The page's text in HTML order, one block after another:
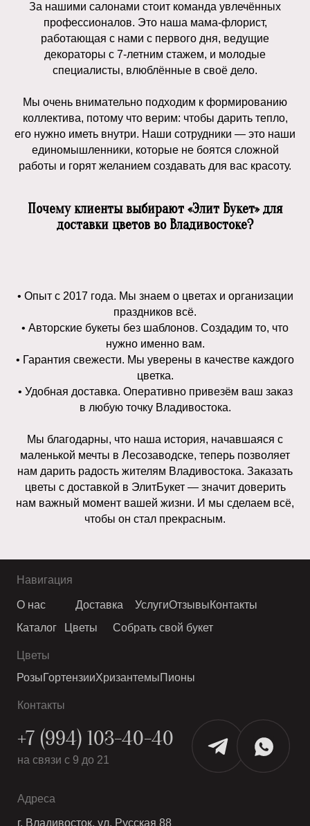
За нашими салонами стоит команда увлечённых
профессионалов. Это наша мама-флорист,
работающая с нами с первого дня, ведущие
декораторы с 7-летним стажем, и молодые
специалисты, влюблённые в своё дело.
Мы очень внимательно подходим к формированию
коллектива, потому что верим: чтобы дарить тепло,
его нужно иметь внутри. Наши сотрудники — это наши
единомышленники, которые не боятся сложной
работы и горят желанием создавать для вас красоту.
Почему клиенты выбирают «Элит Букет» для
доставки цветов во Владивостоке?
• Опыт с 2017 года. Мы знаем о цветах и организации
праздников всё.
• Авторские букеты без шаблонов. Создадим то, что
нужно именно вам.
• Гарантия свежести. Мы уверены в качестве каждого
цветка.
• Удобная доставка. Оперативно привезём ваш заказ
в любую точку Владивостока.
Мы благодарны, что наша история, начавшаяся с
маленькой мечты в Лесозаводске, теперь позволяет
нам дарить радость жителям Владивостока. Заказать
цветы с доставкой в ЭлитБукет — значит доверить
нам важный момент вашей жизни. И мы сделаем всё,
чтобы он стал прекрасным.
Навигация
Цветы
© ЭлитБукет 2026 Сделано в Эдс
г. Владивосток, ул. Русская 88
г. Лесозаводск, KinderDv ул. Калининская 29
Пгт. Кировский, KinderDv ул. Гагарина 89М
О нас
ГортензииХризантемыПионы